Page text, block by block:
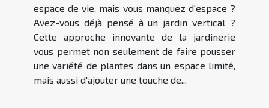
espace de vie, mais vous manquez d'espace ?
Avez-vous déjà pensé à un jardin vertical ?
Cette approche innovante de la jardinerie
vous permet non seulement de faire pousser
une variété de plantes dans un espace limité,
mais aussi d'ajouter une touche de...